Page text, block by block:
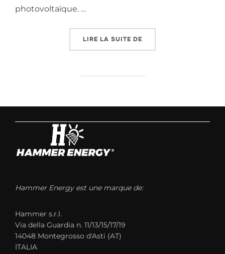
photovoltaïque. …
LIRE LA SUITE DE
Hammer Energy est une marque de:
Hammer s.r.l.
Via della Guardia n. 11/13/15/17/19
14048 Montegrosso d'Asti (AT)
ITALIA